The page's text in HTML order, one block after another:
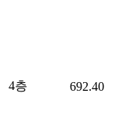
4층 692.40